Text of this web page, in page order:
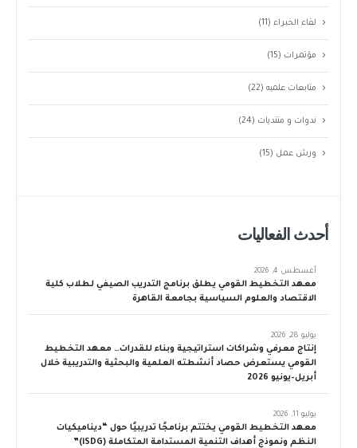
لقاء الخبراء(11)
مؤتمرات (15)
متابعات علميه(22)
ندوات و منتديات (24)
ورش عمل (15)
أحدث الفعاليات
معهد التخطيط القومي يطلق برنامج التدريب الصيفي لطلاب كلية
الاقتصاد والعلوم السياسية بجامعة القاهرة
أغسطس 4, 2026
إنتاج معرفي وشراكات استراتيجية وبناء للقدرات… معهد التخطيط
القومي يستعرض حصاد أنشطته العلمية والبحثية والتدريبية خلال
أبريل–يونيو 2026
يوليو 28, 2026
معهد التخطيط القومي يختتم برنامجًا تدريبيًا حول “ديناميكيات
النظم ونموذج أهداف التنمية المستدامة المتكاملة (iSDG)”
يوليو 11, 2026